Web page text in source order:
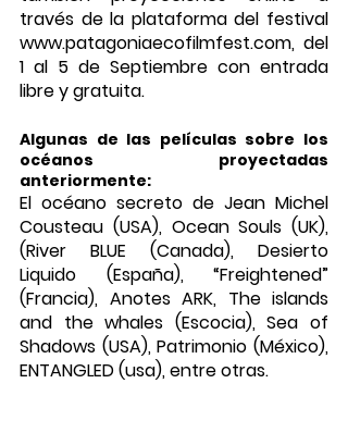
través de la plataforma del festival
www.patagoniaecofilmfest.com, del
1 al 5 de Septiembre con entrada
libre y gratuita.
Algunas de las películas sobre los
océanos proyectadas
anteriormente:
El océano secreto de Jean Michel
Cousteau (USA), Ocean Souls (UK),
(River BLUE (Canada), Desierto
Liquido (España), “Freightened”
(Francia), Anotes ARK, The islands
and the whales (Escocia), Sea of
Shadows (USA), Patrimonio (México),
ENTANGLED (usa), entre otras.